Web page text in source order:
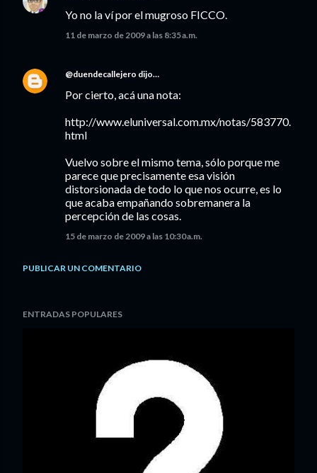
Yo no la ví por el mugroso FICCO.
11 de marzo de 2009 a las 8:35 a.m.
@duendecallejero dijo…
Por cierto, acá una nota:
http://www.eluniversal.com.mx/notas/583770.
html
Vuelvo sobre el mismo tema, sólo porque me
parece que precisamente esa visión
distorsionada de todo lo que nos ocurre, es lo
que acaba empañando sobremanera la
percepción de las cosas.
15 de marzo de 2009 a las 10:30 a.m.
PUBLICAR UN COMENTARIO
ENTRADAS POPULARES